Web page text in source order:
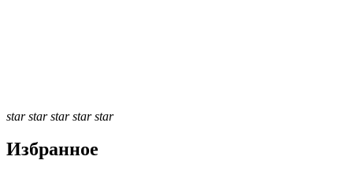
star star star star star
Избранное